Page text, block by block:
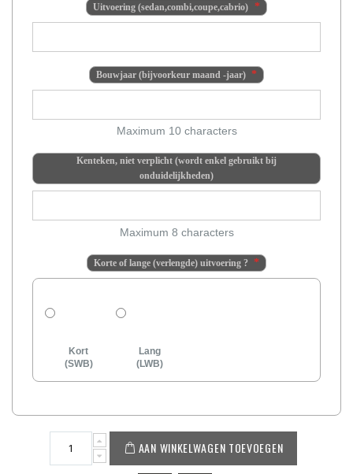
Uitvoering (sedan,combi,coupe,cabrio)
Bouwjaar (bijvoorkeur maand -jaar)
Maximum 10 characters
Kenteken, niet verplicht (wordt enkel gebruikt bij
onduidelijkheden)
Maximum 8 characters
Korte of lange (verlengde) uitvoering ?
Kort
(SWB)
Lang
(LWB)
AAN WINKELWAGEN TOEVOEGEN